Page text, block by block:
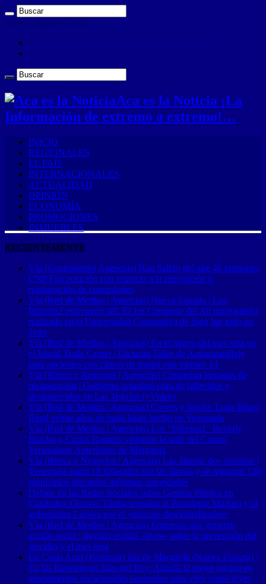
jueves , agosto 6 2026
Aca es la Noticia ¡La
Información de extremo a extremo!…
INICIO
REGIONALES
EL PAÍS
INTERNACIONALES
ACTUALIDAD
OPINIÓN
ECONOMÍA
PROMOCIONES
INMUEBLES
RECIENTEMENTE
Vía (Contrapunto| Agencias) Han Salido del aire 46 emisoras:
CNP Fija posición con respecto a la renovación o
reasignación de concesiones
Vía (Red de Medios | Agencias) Nueva Esparta | Los
Informa2 estuvieron allí: El 1er Congreso del Ají margariteño
realizado en la Universidad Corporativa de Sigo fue todo un
éxito
Vía (Red de Medios | Agencias) En el marco del mes rosa en
el World Trade Center | Dictarán Taller de Automaquillaje
para pacientes con cáncer de mama este viernes 14
Vía (Banca y Negocios | Agencias) Continúan jornadas de
recuperación | Gobierno actualizó cifra de fallecidos y
desaparecidos en Las Tejerías (+Video)
Vía (Red de Medios | Agencias) Covers y fusión: Luna Blues
Band veinte años de buen blues hecho en Venezuela
Vía (Red de Medios | Agencias) Los “Informa2” Beverly
Bracho y Carlos Romero visitaron la sede del Centro
Venezolano Americano de Margarita
Vía (Banca y Negocios | Agencias) Las últimas dos semanas |
Venezuela suma 18 fallecidos por las lluvias y se registran 120
municipios afectados informan autoridades
Debate en las Redes Sociales sobre Gestión Pública en
Carabobo: Octavio Táriba respalda al Presidente Maduro y al
gobernador Lacava por el «proceso descentralizador»
Vía (Red de Medios | Agencias) Empresas que generan
acción social | Intylact realizó «lives» sobre la prevención del
suicidio y el mes rosa
En Costa Azul (Porlamar) isla de Margarita (Nueva Esparta) |
En las Residencias Islas del Rey: Alquila la mejor opción en
apartamentos vacacionales equipados para vivir como reyes